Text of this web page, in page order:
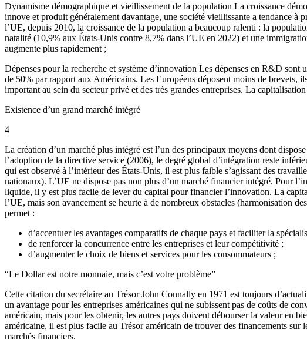
Dynamisme démographique et vieillissement de la population La croissance
innove et produit généralement davantage, une société vieillissante a tendance
l’UE, depuis 2010, la croissance de la population a beaucoup ralenti : la
natalité (10,9% aux États-Unis contre 8,7% dans l’UE en 2022) et une
augmente plus rapidement ;
Dépenses pour la recherche et système d’innovation Les dépenses en R&D
de 50% par rapport aux Américains. Les Européens déposent moins de brevets,
important au sein du secteur privé et des très grandes entreprises. La
Existence d’un grand marché intégré
4
La création d’un marché plus intégré est l’un des principaux moyens dont
l’adoption de la directive service (2006), le degré global d’intégration reste
qui est observé à l’intérieur des États-Unis, il est plus faible s’agissant des
nationaux). L’UE ne dispose pas non plus d’un marché financier intégré. Pour
liquide, il y est plus facile de lever du capital pour financier l’innovation. La
l’UE, mais son avancement se heurte à de nombreux obstacles (harmonisation
permet :
d’accentuer les avantages comparatifs de chaque pays et faciliter la
de renforcer la concurrence entre les entreprises et leur compétitivité ;
d’augmenter le choix de biens et services pour les consommateurs ;
“Le Dollar est notre monnaie, mais c’est votre problème”
Cette citation du secrétaire au Trésor John Connally en 1971 est toujours
un avantage pour les entreprises américaines qui ne subissent pas de coûts de
américain, mais pour les obtenir, les autres pays doivent débourser la valeur en
américaine, il est plus facile au Trésor américain de trouver des financements
marchés financiers.